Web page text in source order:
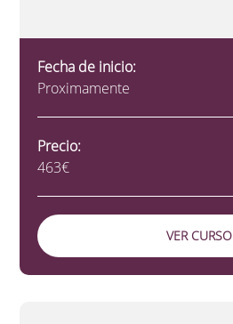
Fecha de inicio:
Proximamente
Precio:
463€
VER CURSO